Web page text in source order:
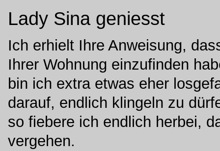
Lady Sina geniesst
Ich erhielt Ihre Anweisung,
Ihrer Wohnung einzufinden
bin ich extra etwas eher
darauf, endlich klingeln zu
so fiebere ich endlich herbei,
vergehen.